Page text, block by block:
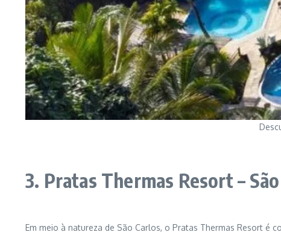
3. Pratas Thermas Resort –
Em meio à natureza de São Carlos, o Pratas Thermas Resort é